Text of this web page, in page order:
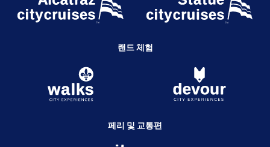
랜드 체험
페리 및 교통편